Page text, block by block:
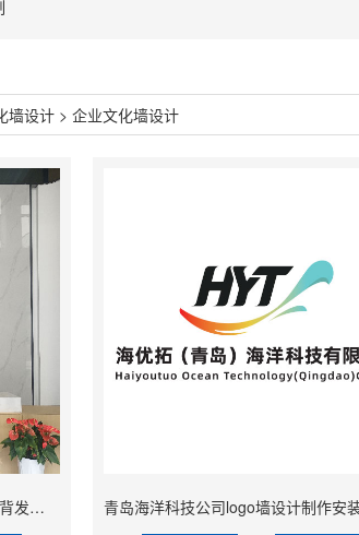
墙设计 > 企业文化墙设计
烟台新材料科技公司前台不锈钢烤漆背发光字制作安装企业logo墙形象墙设计